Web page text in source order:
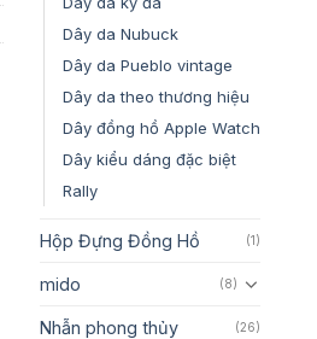
Dây da Nubuck
Dây da Pueblo vintage
Dây da theo thương hiệu
Dây đồng hồ Apple Watch
Dây kiểu dáng đặc biệt
Rally
Hộp Đựng Đồng Hồ (1)
mido (8)
Nhẫn phong thủy (26)